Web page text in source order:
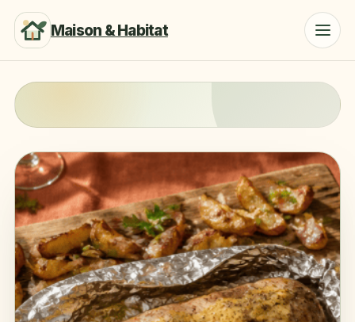
Maison & Habitat